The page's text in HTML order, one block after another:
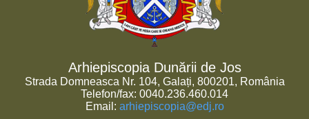
Arhiepiscopia Dunării de Jos
Strada Domneasca Nr. 104, Galați, 800201, România
Telefon/fax: 0040.236.460.014
Email: arhiepiscopia@edj.ro